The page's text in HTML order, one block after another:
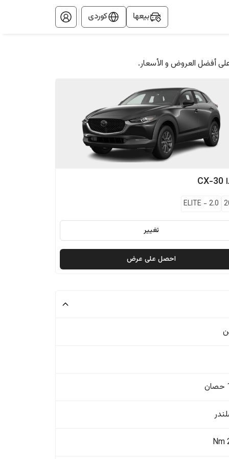
بيعها کوردی
أفضل العروض و الأسعار.
CX-30
ELITE - 2.0
تغيير
احصل على عرض